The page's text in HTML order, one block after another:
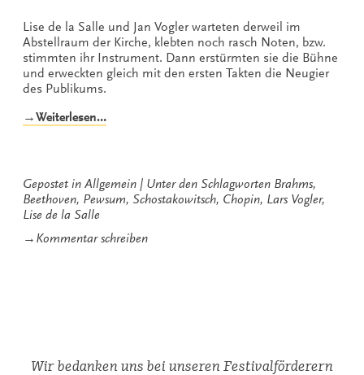
Lise de la Salle und Jan Vogler warteten derweil im
Abstellraum der Kirche, klebten noch rasch Noten, bzw.
stimmten ihr Instrument. Dann erstürmten sie die Bühne
und erweckten gleich mit den ersten Takten die Neugier
des Publikums.
→Weiterlesen…„„Weltklasse
Gepostet in Allgemein Unter den Schlagworten Brahms,
Beethoven, Pewsum, Schostakowitsch, Chopin, Lars Vogler,
Lise de la Salle
→ Kommentar schreibenzu
Wir bedanken uns bei unseren Festivalförderern